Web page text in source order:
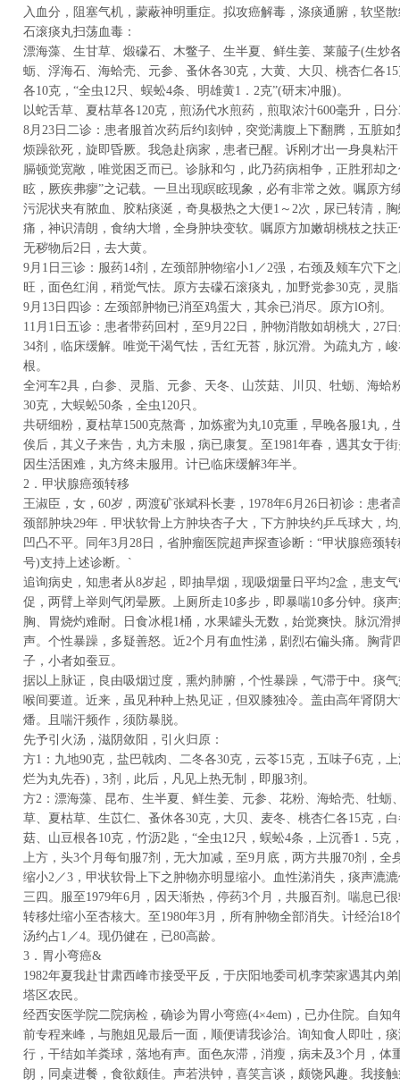
入血分，阻塞气机，蒙蔽神明重症。拟攻癌解毒，涤痰通腑，软坚
石滚痰丸扫荡血毒：
漂海藻、生甘草、煅礞石、木鳖子、生半夏、鲜生姜、莱菔子(生炒
蛎、浮海石、海蛤壳、元参、蚤休各30克，大黄、大贝、桃杏仁各
各10克，“全虫12只、蜈蚣4条、明雄黄1．2克”(研末冲服)。
以蛇舌草、夏枯草各120克，煎汤代水煎药，煎取浓汁600毫升，日
8月23日二诊：患者服首次药后约l刻钟，突觉满腹上下翻腾，五脏
烦躁欲死，旋即昏厥。我急赴病家，患者已醒。诉刚才出一身臭粘
膈顿觉宽敞，唯觉困乏而已。诊脉和匀，此乃药病相争，正胜邪却
眩，厥疾弗瘳”之记载。一旦出现瞑眩现象，必有非常之效。嘱原方
污泥状夹有脓血、胶粘痰涎，奇臭极热之大便1～2次，尿已转清，
痛，神识清朗，食纳大增，全身肿块变软。嘱原方加嫩胡桃枝之扶
无秽物后2日，去大黄。
9月1日三诊：服药14剂，左颈部肿物缩小1／2强，右颈及颊车穴下
旺，面色红润，稍觉气怯。原方去礞石滚痰丸，加野党参30克，灵脂
9月13日四诊：左颈部肿物已消至鸡蛋大，其余已消尽。原方lO剂。
11月1日五诊：患者带药回村，至9月22日，肿物消散如胡桃大，27
34剂，临床缓解。唯觉干渴气怯，舌红无苔，脉沉滑。为疏丸方，
根。
全河车2具，白参、灵脂、元参、天冬、山茨菇、川贝、牡蛎、海蛤
30克，大蜈蚣50条，全虫120只。
共研细粉，夏枯草1500克熬膏，加炼蜜为丸10克重，早晚各服1丸，
俟后，其义子来告，丸方未服，病已康复。至1981年春，遇其女于
因生活困难，丸方终未服用。计已临床缓解3年半。
2．甲状腺癌颈转移
王淑臣，女，60岁，两渡矿张斌科长妻，1978年6月26日初诊：患者
颈部肿块29年．甲状软骨上方肿块杏子大，下方肿块约乒乓球大，
凹凸不平。同年3月28日，省肿瘤医院超声探查诊断：“甲状腺癌颈
号)支持上述诊断。`
追询病史，知患者从8岁起，即抽旱烟，现吸烟量日平均2盒，患支
促，两臂上举则气闭晕厥。上厕所走10多步，即暴喘10多分钟。痰
胸、胃烧灼难耐。日食冰棍1桶，水果罐头无数，始觉爽快。脉沉滑
声。个性暴躁，多疑善怒。近2个月有血性涕，剧烈右偏头痛。胸背
子，小者如蚕豆。
据以上脉证，良由吸烟过度，熏灼肺腑，个性暴躁，气滞于中。痰
喉间要道。近来，虽见种种上热见证，但双膝独冷。盖由高年肾阴
燔。且喘汗频作，须防暴脱。
先予引火汤，滋阴敛阳，引火归原：
方1：九地90克，盐巴戟肉、二冬各30克，云苓15克，五味子6克，
烂为丸先吞)，3剂，此后，凡见上热无制，即服3剂。
方2：漂海藻、昆布、生半夏、鲜生姜、元参、花粉、海蛤壳、牡蛎
草、夏枯草、生苡仁、蚤休各30克，大贝、麦冬、桃杏仁各15克，
菇、山豆根各10克，竹沥2匙，“全虫12只，蜈蚣4条，上沉香1．5克
上方，头3个月每旬服7剂，无大加减，至9月底，两方共服70剂，全
缩小2／3，甲状软骨上下之肿物亦明显缩小。血性涕消失，痰声漉
三四。服至1979年6月，因天渐热，停药3个月，共服百剂。喘息已
转移灶缩小至杏核大。至1980年3月，所有肿物全部消失。计经治18
汤约占1／4。现仍健在，已80高龄。
3．胃小弯癌&
1982年夏我赴甘肃西峰市接受平反，于庆阳地委司机李荣家遇其内
塔区农民。
经西安医学院二院病检，确诊为胃小弯癌(4×4em)，已办住院。自知
前专程来峰，与胞姐见最后一面，顺便请我诊治。询知食人即吐，
行，干结如羊粪球，落地有声。面色灰滞，消瘦，病未及3个月，体
朗，同桌进餐，食欲颇佳。声若洪钟，喜笑言谈，颇饶风趣。我接